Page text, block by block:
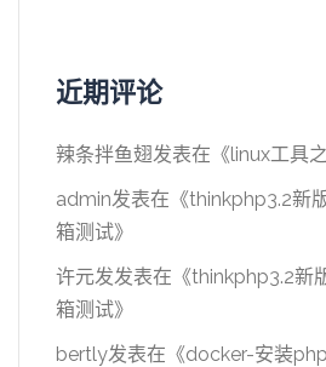
近期评论
辣条拌鱼翅发表在《linux工具
admin发表在《thinkphp3.2新
箱测试》
许元发发表在《thinkphp3.2新
箱测试》
bertly发表在《docker-安装